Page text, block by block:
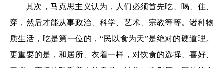
其次，马克思主义认为，人们必须首先吃、喝、住、
穿，然后才能从事政治、科学、艺术、宗教等等。诸种物
质生活，吃是第一位的，“民以食为天”是绝对的硬道理。
更重要的是，和居所、衣着一样，对饮食的选择、喜好、